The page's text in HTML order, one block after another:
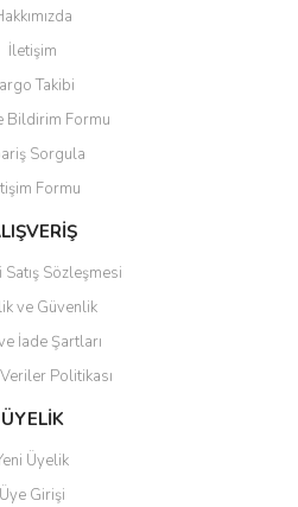
Yorum Yaz
veya görüntülenemiyor.
bilgiler bulunuyor.
daha pahalı.
olmalı.
Gönder
İletişim
Takibi
Bildirim Formu
Sorgula
Formu
Sözleşmesi
ve Güvenlik
İade Şartları
Politikası
ÜYELİK
Üyelik
Üye Girişi